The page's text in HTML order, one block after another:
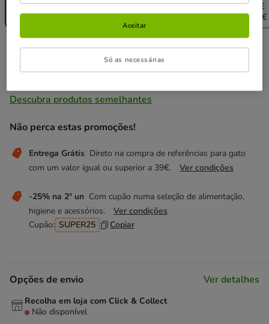
2.29€
(45.80€ / kg)
4.44€
(44.40€ / kg)
8.70€
(43.50€ / kg)
12.64€
Não perca estas promoções!
Entrega Grátis Direto na compra de referências para gato
com um valor igual ou superior a 39€.
Ver condições
-25% na 2ª un Com cupão numa seleção de alimentação,
higiene e acessórios.
Ver condições
Cupão: SUPER25 Copiar
Preço 2.29€, 45.80 EUR por kg
2.29€ (45.80€ / kg)
Descubra produtos semelhantes
Opções de envio Ver detalhes
Recolha em loja com Click & Collect
Não disponível
Só as necessárias
Aceitar